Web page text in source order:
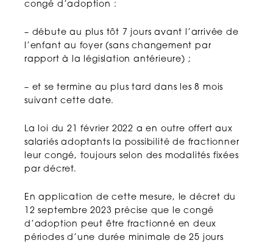
congé d’adoption :
– débute au plus tôt 7 jours avant l’arrivée de
l’enfant au foyer (sans changement par
rapport à la législation antérieure) ;
– et se termine au plus tard dans les 8 mois
suivant cette date.
La loi du 21 février 2022 a en outre offert aux
salariés adoptants la possibilité de fractionner
leur congé, toujours selon des modalités fixées
par décret.
En application de cette mesure, le décret du
12 septembre 2023 précise que le congé
d’adoption peut être fractionné en deux
périodes d’une durée minimale de 25 jours